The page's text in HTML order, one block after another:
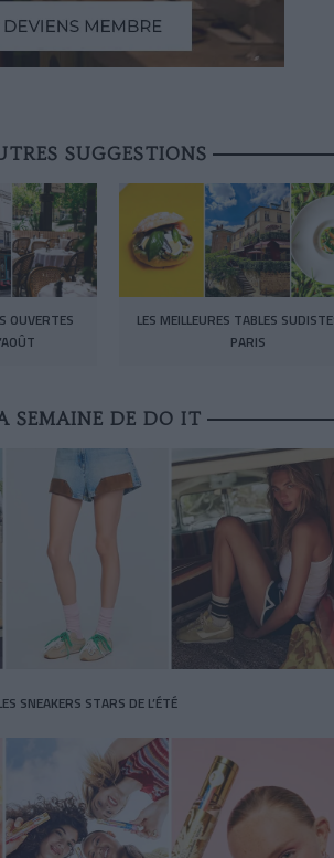
SUGGESTIONS
OUVERTES
LES MEILLEURES TABLES
PARIS
SEMAINE DE DO IT
SNEAKERS STARS DE L’ÉTÉ